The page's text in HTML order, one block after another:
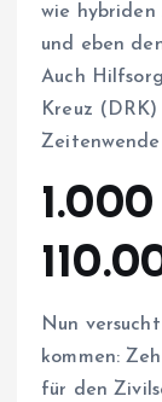
wie hybriden
und eben
Auch
Kreuz
Nun
kommen:
für den